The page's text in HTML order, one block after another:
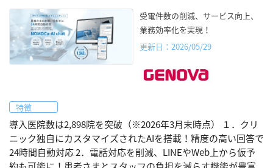
受電件数の削減、サービス向上、
業務効率化を実現！
更新日：2026/05/29
特徴
導入医院数は2,898院を突破（※2026年3月末時点） １．クリ
ニック独自にカスタマイズされたAIを搭載！精度の高い回答で
24時間自動対応 2．電話対応を削減、LINEやWeb上から仮予